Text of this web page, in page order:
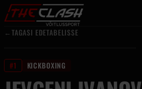
Liigu sisu juurde
←TAGASI EDETABELISSE
#1 KICKBOXING